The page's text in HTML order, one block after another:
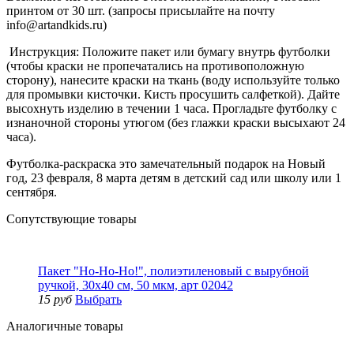
принтом от 30 шт. (запросы присылайте на почту
info@artandkids.ru)
Инструкция: Положите пакет или бумагу внутрь футболки
(чтобы краски не пропечатались на противоположную
сторону), нанесите краски на ткань (воду используйте только
для промывки кисточки. Кисть просушить салфеткой). Дайте
высохнуть изделию в течении 1 часа. Прогладьте футболку с
изнаночной стороны утюгом (без глажки краски высыхают 24
часа).
Футболка-раскраска это замечательный подарок на Новый
год, 23 февраля, 8 марта детям в детский сад или школу или 1
сентября.
Сопутствующие товары
Пакет "Ho-Ho-Ho!", полиэтиленовый с вырубной
ручкой, 30х40 см, 50 мкм, арт 02042
15 руб Выбрать
Аналогичные товары